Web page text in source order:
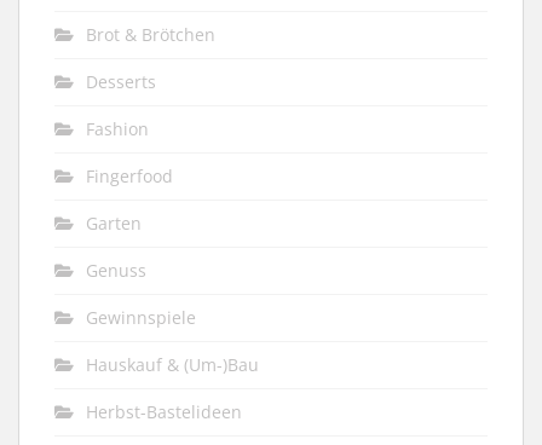
Brot & Brötchen
Desserts
Fashion
Fingerfood
Garten
Genuss
Gewinnspiele
Hauskauf & (Um-)Bau
Herbst-Bastelideen